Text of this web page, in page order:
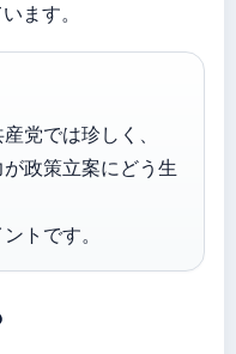
ます。
党では珍しく、
政策立案にどう生
トです。